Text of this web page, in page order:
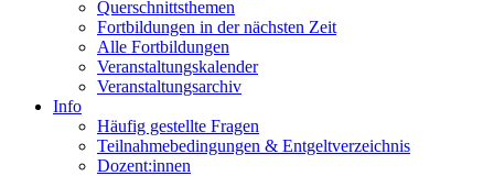
Querschnittsthemen
Fortbildungen in der nächsten Zeit
Alle Fortbildungen
Veranstaltungskalender
Veranstaltungsarchiv
Info
Häufig gestellte Fragen
Teilnahmebedingungen & Entgeltverzeichnis
Dozent:innen